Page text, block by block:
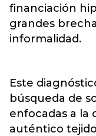
financiación
grandes
informalidad.
Este
búsqueda de
enfocadas a la
auténtico